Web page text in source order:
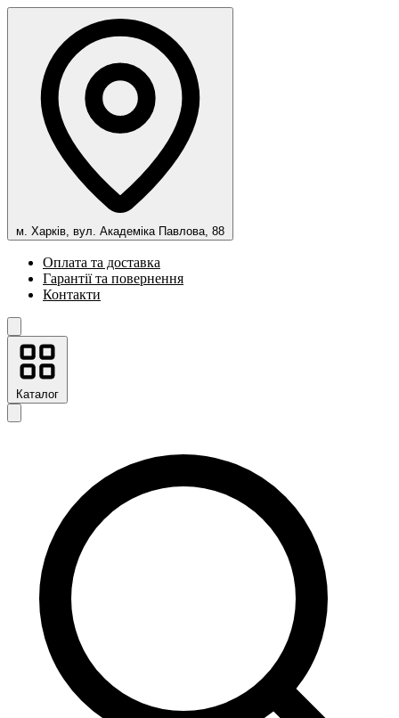
м. Харків, вул. Академіка Павлова, 88
Оплата та доставка
Гарантії та повернення
Контакти
Каталог